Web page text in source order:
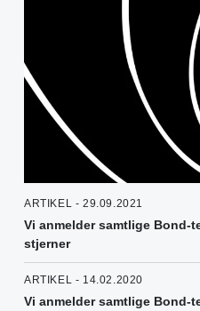
ARTIKEL - 29.09.2021
Vi anmelder samtlige Bond-
stjerner
ARTIKEL - 14.02.2020
Vi anmelder samtlige Bond-